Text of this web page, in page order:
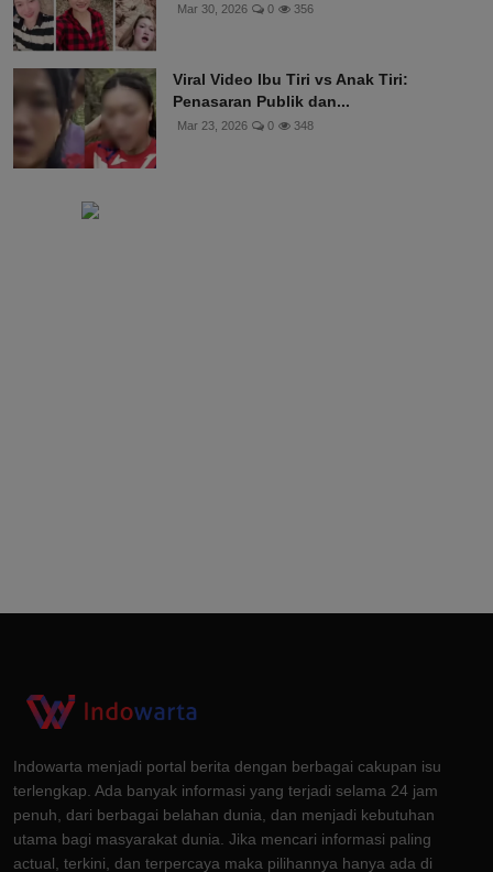
Mar 30, 2026 0 356
Viral Video Ibu Tiri vs Anak Tiri:
Penasaran Publik dan...
Mar 23, 2026 0 348
Indowarta menjadi portal berita dengan berbagai cakupan isu
terlengkap. Ada banyak informasi yang terjadi selama 24 jam
penuh, dari berbagai belahan dunia, dan menjadi kebutuhan
utama bagi masyarakat dunia. Jika mencari informasi paling
actual, terkini, dan terpercaya maka pilihannya hanya ada di